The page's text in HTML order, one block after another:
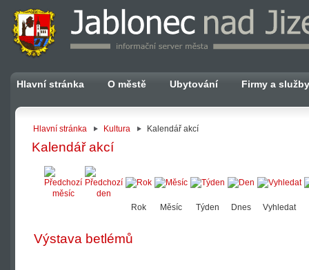
Hlavní stránka O městě Ubytování Firmy a služby
Hlavní stránka Kultura Kalendář akcí
Kalendář akcí
Rok Měsíc Týden Dnes Vyhledat
Výstava betlémů